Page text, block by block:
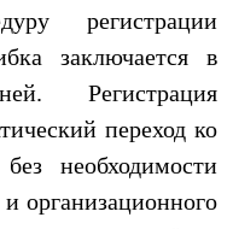
регистрации
заключается в
Регистрация
переход ко
необходимости
организационного